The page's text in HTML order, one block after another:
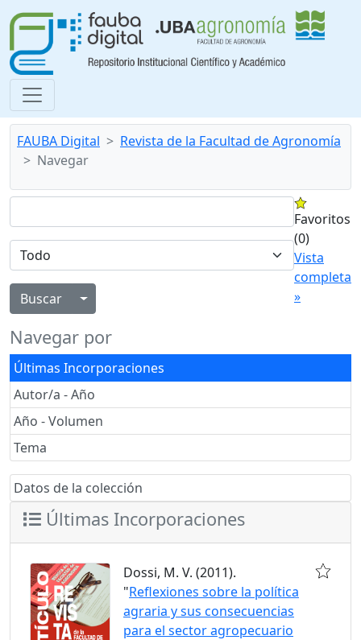
FAUBA Digital
Revista de la Facultad de Agronomía
Navegar
Alternar menú desplegable
Favoritos
(0)
Vista
completa
»
Navegar por
Últimas Incorporaciones
Autor/a - Año
Año - Volumen
Tema
Datos de la colección
Últimas Incorporaciones
Dossi, M. V. (2011).
"Reflexiones sobre la política
agraria y sus consecuencias
para el sector agropecuario